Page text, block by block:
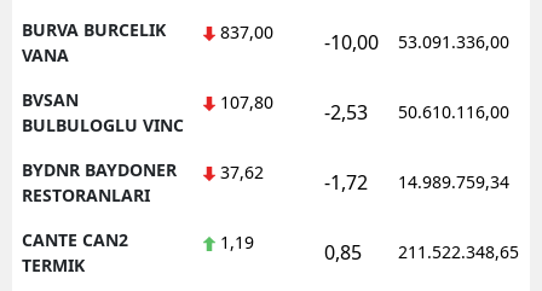
BURVA BURCELIK
VANA
837,00 -10,00 53.091.336,00
BVSAN
BULBULOGLU VINC
107,80 -2,53 50.610.116,00
BYDNR BAYDONER
RESTORANLARI
37,62 -1,72 14.989.759,34
CANTE CAN2
TERMIK
1,19 0,85 211.522.348,65